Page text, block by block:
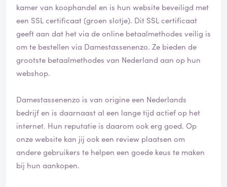
kamer van koophandel en is hun website beveiligd met
een SSL certificaat (groen slotje). Dit SSL certificaat
geeft aan dat het via de online betaalmethodes veilig is
om te bestellen via Damestassenenzo. Ze bieden de
grootste betaalmethodes van Nederland aan op hun
webshop.
Damestassenenzo is van origine een Nederlands
bedrijf en is daarnaast al een lange tijd actief op het
internet. Hun reputatie is daarom ook erg goed. Op
onze website kan jij ook een review plaatsen om
andere gebruikers te helpen een goede keus te maken
bij hun aankopen.